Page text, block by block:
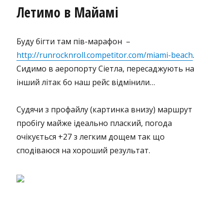
Летимо в Майамі
Буду бігти там пів-марафон –
http://runrocknroll.competitor.com/miami-beach.
Сидимо в аеропорту Сіетла, пересаджують на
інший літак бо наш рейс відмінили…
Судячи з профайлу (картинка внизу) маршрут
пробігу майже ідеально плаский, погода
очікується +27 з легким дощем так що
сподіваюся на хороший результат.